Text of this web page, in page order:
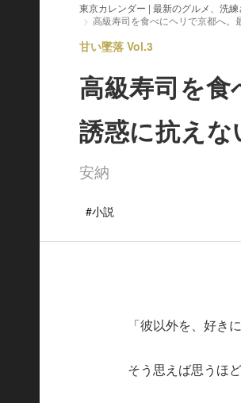
東京カレンダー | 最新のグルメ、洗
高級寿司を食べにヘリで京都へ。
甘い墜落 Vol.3
高級寿司を
誘惑に抗え
安納
#小説
「彼以外を、好き
そう思えば思うほ